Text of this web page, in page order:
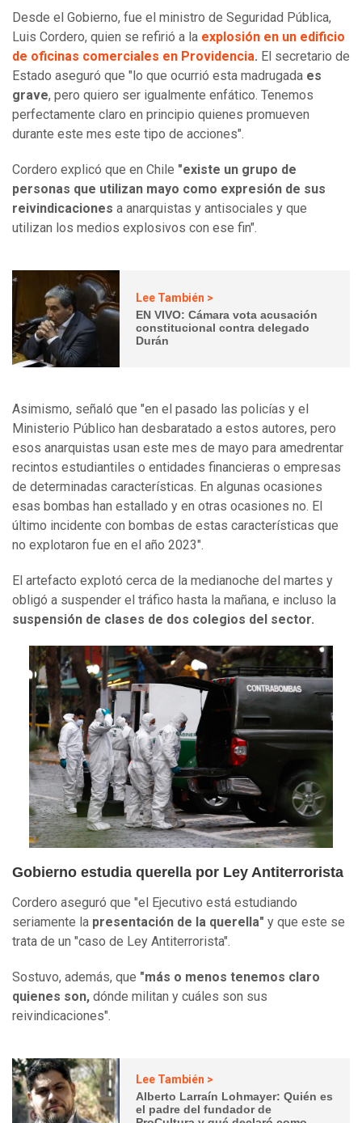
Desde el Gobierno, fue el ministro de Seguridad Pública,
Luis Cordero, quien se refirió a la explosión en un edificio
de oficinas comerciales en Providencia. El secretario de
Estado aseguró que "lo que ocurrió esta madrugada es
grave, pero quiero ser igualmente enfático. Tenemos
perfectamente claro en principio quienes promueven
durante este mes este tipo de acciones".
Cordero explicó que en Chile "existe un grupo de
personas que utilizan mayo como expresión de sus
reivindicaciones a anarquistas y antisociales y que
utilizan los medios explosivos con ese fin".
Lee También >
EN VIVO: Cámara vota acusación
constitucional contra delegado
Durán
Asimismo, señaló que "en el pasado las policías y el
Ministerio Público han desbaratado a estos autores, pero
esos anarquistas usan este mes de mayo para amedrentar
recintos estudiantiles o entidades financieras o empresas
de determinadas características. En algunas ocasiones
esas bombas han estallado y en otras ocasiones no. El
último incidente con bombas de estas características que
no explotaron fue en el año 2023".
El artefacto explotó cerca de la medianoche del martes y
obligó a suspender el tráfico hasta la mañana, e incluso la
suspensión de clases de dos colegios del sector.
Gobierno estudia querella por Ley Antiterrorista
Cordero aseguró que "el Ejecutivo está estudiando
seriamente la presentación de la querella" y que este se
trata de un "caso de Ley Antiterrorista".
Sostuvo, además, que "más o menos tenemos claro
quienes son, dónde militan y cuáles son sus
reivindicaciones".
Lee También >
Alberto Larraín Lohmayer: Quién es
el padre del fundador de